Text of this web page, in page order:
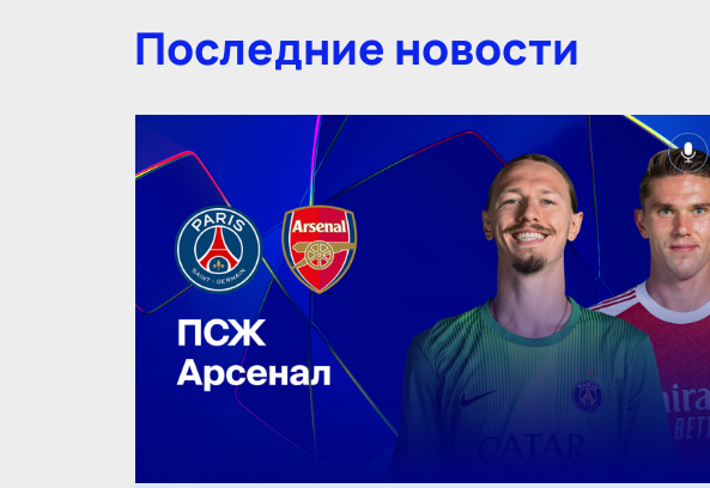
Последние новости